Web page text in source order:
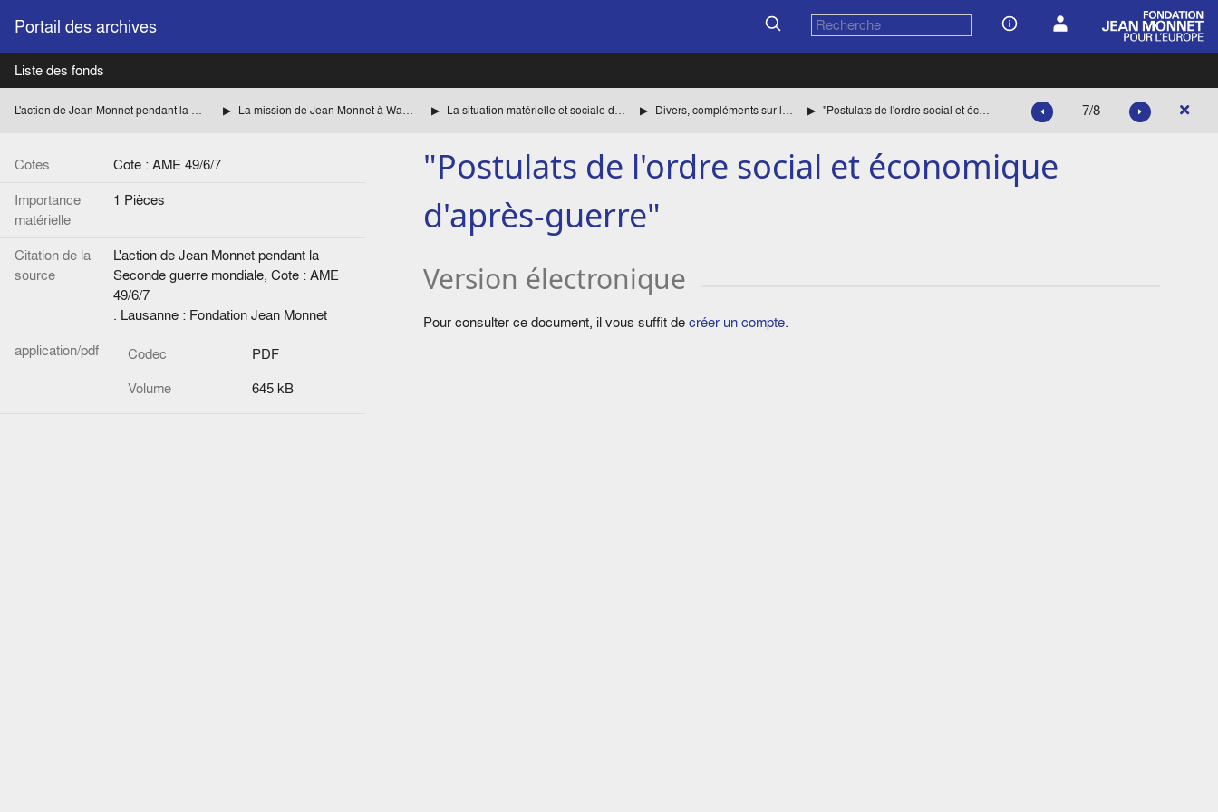
Portail des archives
Liste des fonds
L'action de Jean Monnet pendant la Seconde guerre mondiale La mission de Jean Monnet à Washington pour le compte des autorités françaises La situation matérielle et sociale de la France sous l'occupation allemande Divers, compléments sur la situation en France "Postulats de l'ordre social et économique d'après-guerre" 7/8
Cotes
Cote : AME 49/6/7
Importance
matérielle
1 Pièces
Citation de la
source
L'action de Jean Monnet pendant la
Seconde guerre mondiale, Cote : AME
49/6/7
. Lausanne : Fondation Jean Monnet
application/pdf
Codec
PDF
Volume
645 kB
"Postulats de l'ordre social et économique
d'après-guerre"
Version électronique
Pour consulter ce document, il vous suffit decréer un compte.